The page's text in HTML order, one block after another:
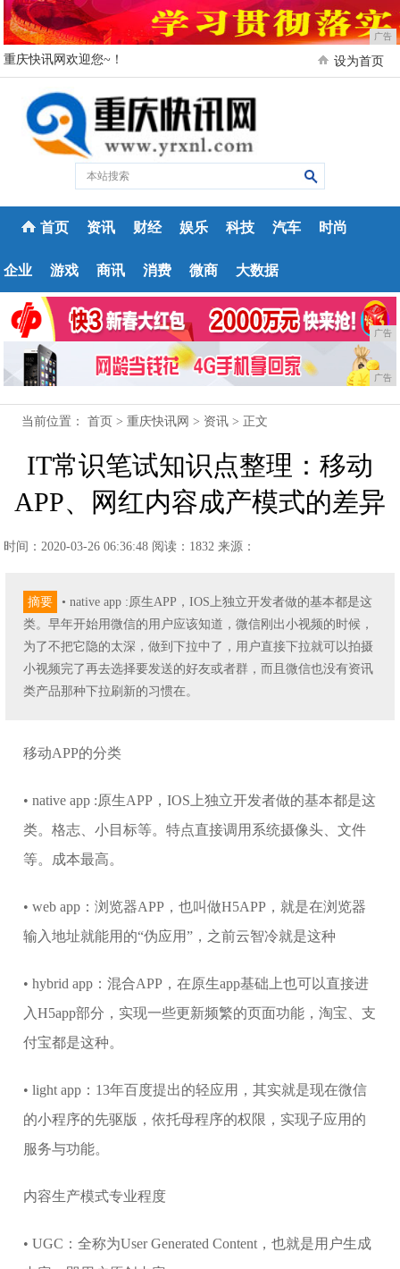
广告
重庆快讯网欢迎您~！ 设为首页
首页 资讯 财经 娱乐 科技 汽车 时尚
企业 游戏 商讯 消费 微商 大数据
广告
广告
当前位置：首页 >重庆快讯网 > 资讯 > 正文
IT常识笔试知识点整理：移动
APP、网红内容成产模式的差异
时间：2020-03-26 06:36:48 阅读：1832 来源：
摘要
• native app :原生APP，IOS上独立开发者做的基本都是这
类。早年开始用微信的用户应该知道，微信刚出小视频的时候，
为了不把它隐的太深，做到下拉中了，用户直接下拉就可以拍摄
小视频完了再去选择要发送的好友或者群，而且微信也没有资讯
类产品那种下拉刷新的习惯在。
移动APP的分类
• native app :原生APP，IOS上独立开发者做的基本都是这
类。格志、小目标等。特点直接调用系统摄像头、文件
等。成本最高。
• web app：浏览器APP，也叫做H5APP，就是在浏览器
输入地址就能用的“伪应用”，之前云智冷就是这种
• hybrid app：混合APP，在原生app基础上也可以直接进
入H5app部分，实现一些更新频繁的页面功能，淘宝、支
付宝都是这种。
• light app：13年百度提出的轻应用，其实就是现在微信
的小程序的先驱版，依托母程序的权限，实现子应用的
服务与功能。
内容生产模式专业程度
• UGC：全称为User Generated Content，也就是用户生成